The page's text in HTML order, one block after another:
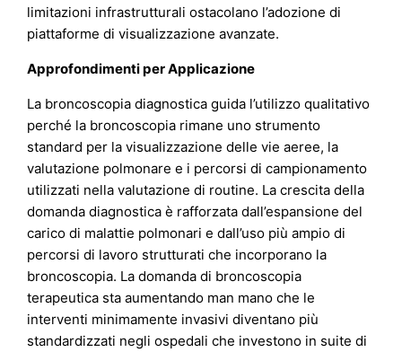
limitazioni infrastrutturali ostacolano l’adozione di
piattaforme di visualizzazione avanzate.
Approfondimenti per Applicazione
La broncoscopia diagnostica guida l’utilizzo qualitativo
perché la broncoscopia rimane uno strumento
standard per la visualizzazione delle vie aeree, la
valutazione polmonare e i percorsi di campionamento
utilizzati nella valutazione di routine. La crescita della
domanda diagnostica è rafforzata dall’espansione del
carico di malattie polmonari e dall’uso più ampio di
percorsi di lavoro strutturati che incorporano la
broncoscopia. La domanda di broncoscopia
terapeutica sta aumentando man mano che le
interventi minimamente invasivi diventano più
standardizzati negli ospedali che investono in suite di